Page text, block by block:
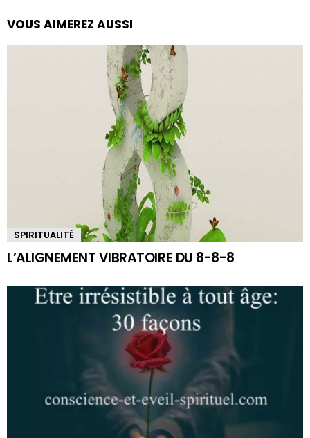
VOUS AIMEREZ AUSSI
SPIRITUALITÉ
L’ALIGNEMENT VIBRATOIRE DU 8-8-8